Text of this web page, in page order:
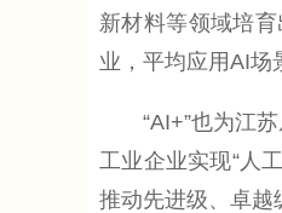
新材料等领域培
业，平均应用AI场
“AI+”也为江苏
工业企业实现“人
推动先进级、卓越